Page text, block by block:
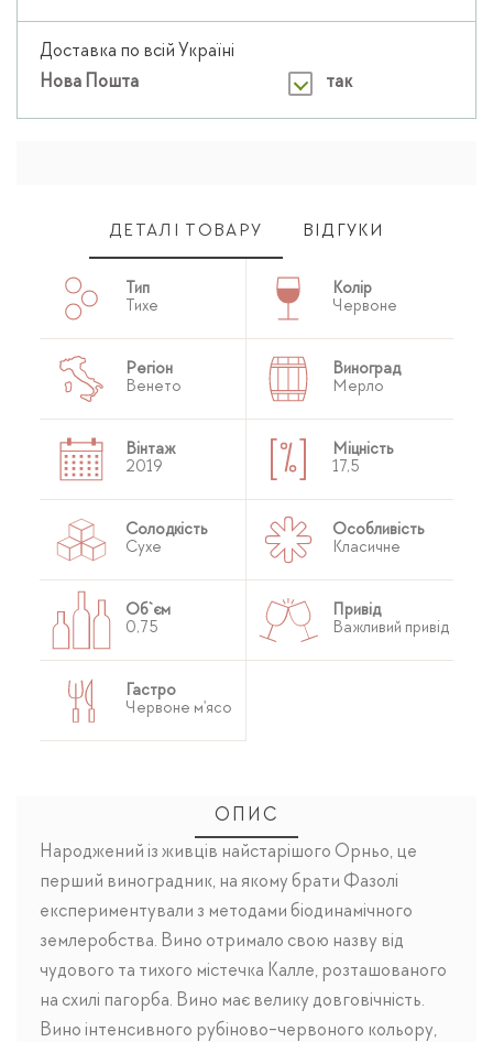
Доставка по всій Україні
Нова Пошта
так
ДЕТАЛІ ТОВАРУ ВІДГУКИ
Тип
Тихе
Колір
Червоне
Регіон
Венето
Виноград
Мерло
Вінтаж
2019
Міцність
17,5
Солодкість
Сухе
Особливість
Класичне
Об`єм
0,75
Привід
Важливий привід
Гастро
Червоне м'ясо
ОПИС
Народжений із живців найстарішого Орньо, це
перший виноградник, на якому брати Фазолі
експериментували з методами біодинамічного
землеробства. Вино отримало свою назву від
чудового та тихого містечка Калле, розташованого
на схилі пагорба. Вино має велику довговічність.
Вино інтенсивного рубіново-червоного кольору,